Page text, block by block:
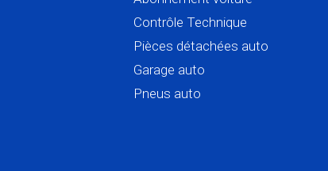
Contrôle Technique
Pièces détachées auto
Garage auto
Pneus auto